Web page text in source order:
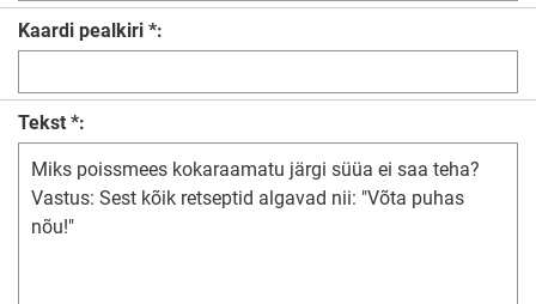
Kaardi pealkiri *:
Tekst *: